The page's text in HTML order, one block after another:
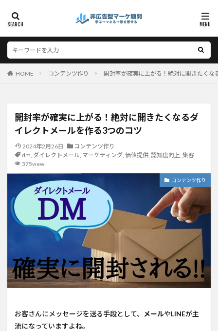
HOME コンテンツ作り 開封率が確実に上がる！絶対に開きたく
開封率が確実に上がる！絶対に開きたくなるダ
イレクトメールを作る3つのコツ
2024年2月26日
コンテンツ作り
dm, ダイレクトメール, マーケティング, 価値提供, 認知度向上, 集客
375view
コンテンツ作り
お客さんにメッセージを送る手段として、 メールやLINEが主
流になっていますよね。